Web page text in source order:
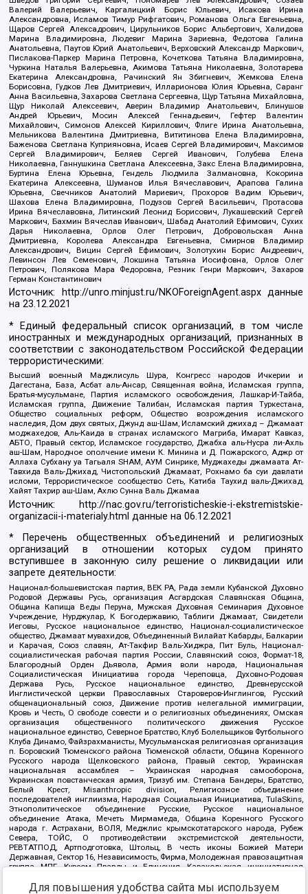
Валерий Валерьевич, Каргалицкий Борис Юльевич, Исакова Ирина
Александровна, Исламов Тимур Рифгатович, Романова Ольга Евгеньевна,
Щаров Сергей Алексадрович, Цирульников Борис Альбертович, Халидова
Марина Владимировна, Людевиг Марина Зариевна, Федотова Галина
Анатольевна, Паутов Юрий Анатольевич, Верховский Александр Маркович,
Пислакова-Паркер Марина Петровна, Кочеткова Татьяна Владимировна,
Чуркина Наталья Валерьевна, Акимова Татьяна Николаевна, Золотарева
Екатерина Александровна, Рачинский Ян Збигневич, Жемкова Елена
Борисовна, Гудков Лев Дмитриевич, Илларионова Юлия Юрьевна, Саранг
Анна Васильевна, Захарова Светлана Сергеевна, Щур Татьяна Михайловна,
Щур Николай Алексеевич, Аверин Владимир Анатольевич, Блинушов
Андрей Юрьевич, Мосин Алексей Геннадьевич, Гефтер Валентин
Михайлович, Симонов Алексей Кириллович, Флиге Ирина Анатольевна,
Мельникова Валентина Дмитриевна, Вититинова Елена Владимировна,
Баженова Светлана Куприяновна, Исаев Сергей Владимирович, Максимов
Сергей Владимирович, Беляев Сергей Иванович, Голубева Елена
Николаевна, Ганнушкина Светлана Алексеевна, Закс Елена Владимировна,
Буртина Елена Юрьевна, Гендель Людмила Залмановна, Кокорина
Екатерина Алексеевна, Шуманов Илья Вячеславович, Арапова Галина
Юрьевна, Свечников Анатолий Мариевич, Прохоров Вадим Юрьевич,
Шахова Елена Владимировна, Подузов Сергей Васильевич, Протасова
Ирина Вячеславовна, Литинский Леонид Борисович, Лукашевский Сергей
Маркович, Бахмин Вячеслав Иванович, Шабад Анатолий Ефимович, Сухих
Дарья Николаевна, Орлов Олег Петрович, Добровольская Анна
Дмитриевна, Королева Александра Евгеньевна, Смирнов Владимир
Александрович, Вицин Сергей Ефимович, Золотухин Борис Андреевич,
Левинсон Лев Семенович, Локшина Татьяна Иосифовна, Орлов Олег
Петрович, Полякова Мара Федоровна, Резник Генри Маркович, Захаров
Герман Константинович
Источник: http://unro.minjust.ru/NKOForeignAgent.aspxданные
на23.12.2021
* Единый федеральный список организаций, в том числе
иностранных и международных организаций, признанных в
соответствии с законодательством Российской Федерации
террористическими:
Высший военный Маджлисуль Шура, Конгресс народов Ичкерии и
Дагестана, База, Асбат аль-Ансар, Священная война, Исламская группа,
Братья-мусульмане, Партия исламского освобождения, Лашкар-И-Тайба,
Исламская группа, Движение Талибан, Исламская партия Туркестана,
Общество социальных реформ, Общество возрождения исламского
наследия, Дом двух святых, Джунд аш-Шам, Исламский джихад – Джамаат
моджахедов, Аль-Каида в странах исламского Магриба, Имарат Кавказ,
АБТО, Правый сектор, Исламское государство, Джабха аль-Нусра ли-Ахль
аш-Шам, Народное ополчение имени К. Минина и Д. Пожарского, Аджр от
Аллаха Субхану уа Тагьаля SHAM, АУМ Синрике, Муджахеды джамаата Ат-
Тавхида Валь-Джихад, Чистопольский Джамаат, Рохнамо ба суи давлати
исломи, Террористическое сообщество Сеть, Катиба Таухид валь-Джихад,
Хайят Тахрир аш-Шам, Ахлю Сунна Валь Джамаа
Источник:
http://nac.gov.ru/terroristicheskie-i-ekstremistskie-
organizacii-i-materialy.html данные на06.12.2021
* Перечень общественных объединений и религиозных
организаций в отношении которых судом принято
вступившее в законную силу решение о ликвидации или
запрете деятельности:
Национал-большевистская партия, ВЕК РА, Рада земли Кубанской Духовно
Родовой Державы Русь, организация Асгардская Славянская Община,
Община Капища Веды Перуна, Мужская Духовная Семинария Духовное
Учреждение, Нурджулар, К Богодержавию, Таблиги Джамаат, Свидетели
Иеговы, Русское национальное единство, Национал-социалистическое
общество, Джамаат мувахидов, Объединенный Вилайат Кабарды, Балкарии
и Карачая, Союз славян, Ат-Такфир Валь-Хиджра, Пит Буль, Национал-
социалистическая рабочая партия России, Славянский союз, Формат-18,
Благородный Орден Дьявола, Армия воли народа, Национальная
Социалистическая Инициатива города Череповца, Духовно-Родовая
Держава Русь, Русское национальное единство, Древнерусской
Инглистической церкви Православных Староверов-Инглингов, Русский
общенациональный союз, Движение против нелегальной иммиграции,
Кровь и Честь, О свободе совести и о религиозных объединениях, Омская
организация общественного политического движения Русское
национальное единство, Северное Братство, Клуб Болельщиков Футбольного
Клуба Динамо, Файзрахманисты, Мусульманская религиозная организация
п. Боровский Тюменского района Тюменской области, Община Коренного
Русского народа Щелковского района, Правый сектор, Украинская
национальная ассамблея – Украинская народная самооборона,
Украинская повстанческая армия, Тризуб им. Степана Бандеры, Братство,
Белый Крест, Misanthropic division, Религиозное объединение
последователей инглиизма, Народная Социальная Инициатива, TulaSkins,
Этнополитическое объединение Русские, Русское национальное
объединение Атака, Мечеть Мирмамеда, Община Коренного Русского
народа г. Астрахани, ВОЛЯ, Меджлис крымскотатарского народа, Рубеж
Севера, ТОЙС, О противодействии экстремистской деятельности,
РЕВТАТПОД, Артподготовка, Штольц, В честь иконы Божией Матери
Державная, Сектор 16, Независимость, Фирма, Молодежная правозащитная
группа МПГ, Курсом Правды и Единения, Каракольская инициативная
Благотворительный пансионат Ак Умут, Русская республика Русь,
Для повышения удобства сайта мы используем